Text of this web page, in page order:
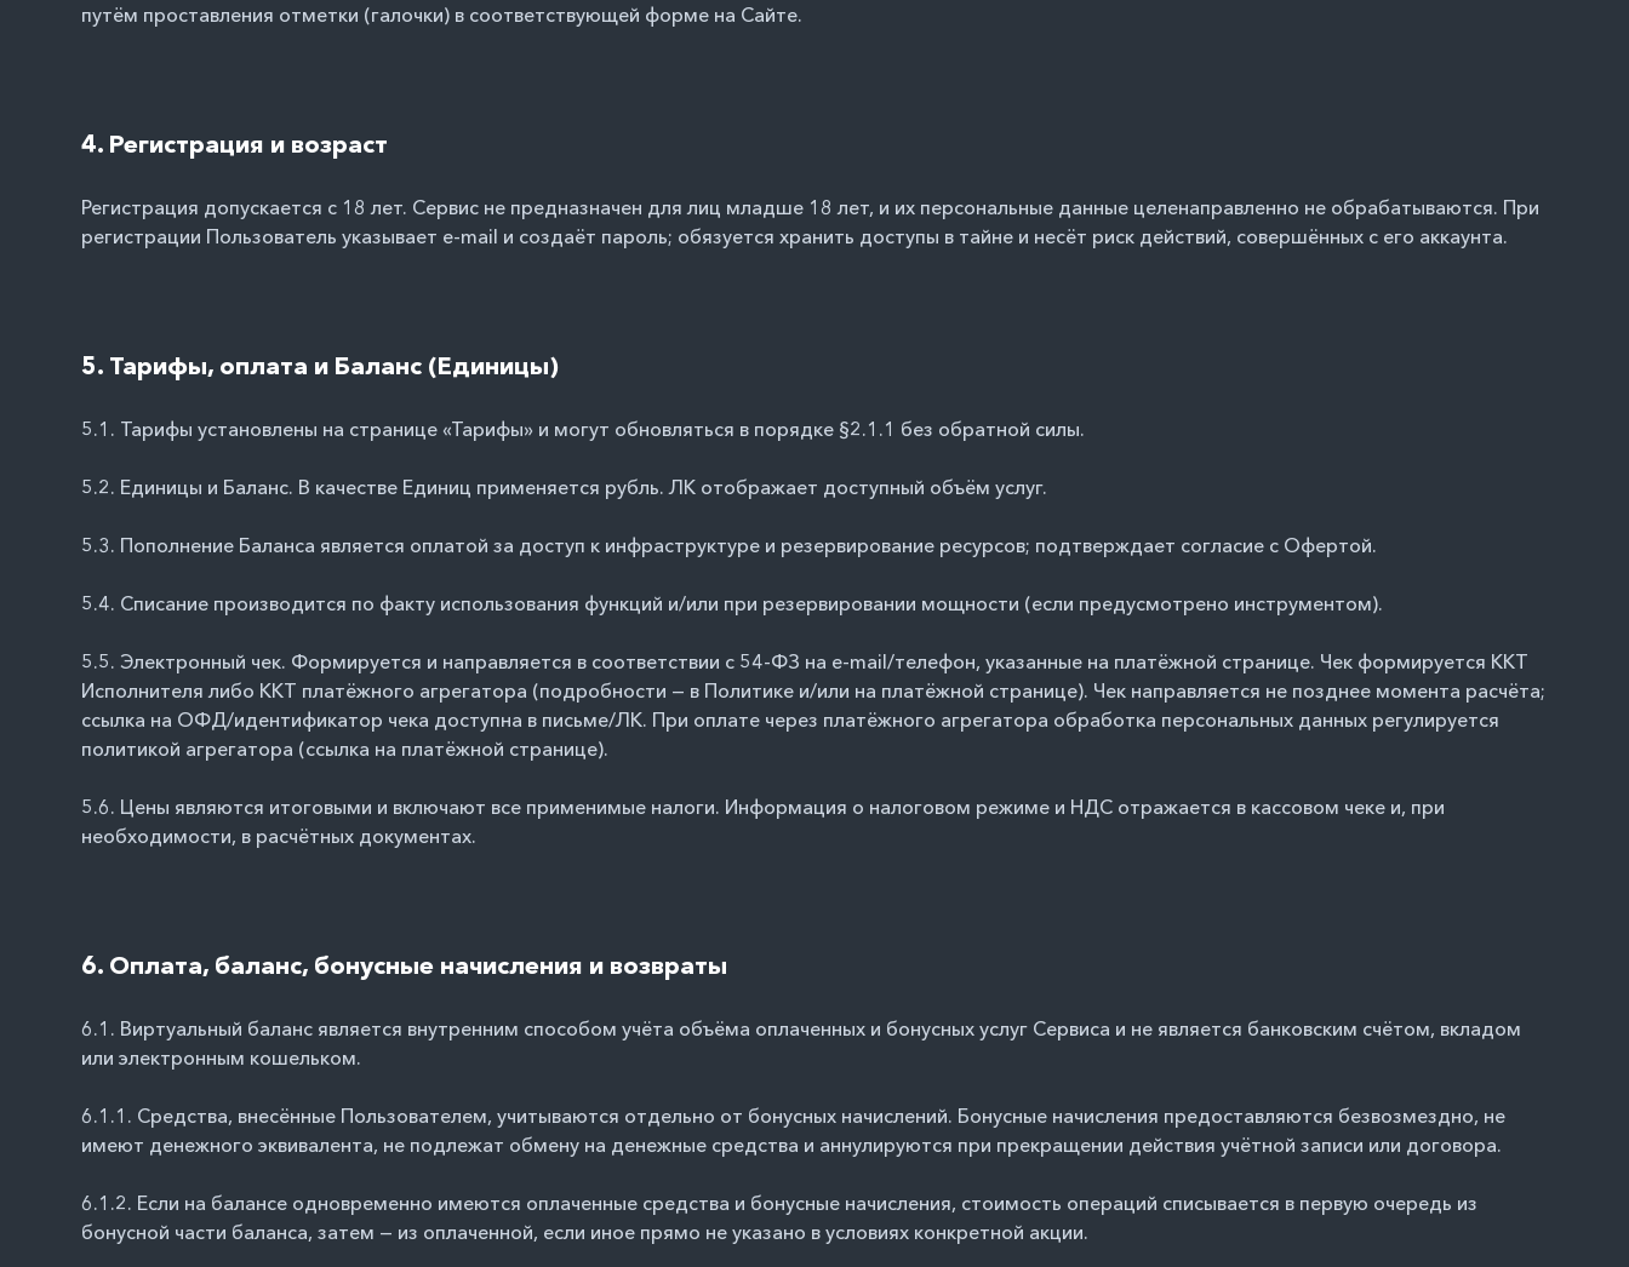
путём проставления отметки (галочки) в соответствующей форме на Сайте.
4. Регистрация и возраст
Регистрация допускается с 18 лет. Сервис не предназначен для лиц младше 18 лет, и их персональные данные целенаправленно не обрабатываются. При
регистрации Пользователь указывает e-mail и создаёт пароль; обязуется хранить доступы в тайне и несёт риск действий, совершённых с его аккаунта.
5. Тарифы, оплата и Баланс (Единицы)
5.1. Тарифы установлены на странице «Тарифы» и могут обновляться в порядке §2.1.1 без обратной силы.
5.2. Единицы и Баланс. В качестве Единиц применяется рубль. ЛК отображает доступный объём услуг.
5.3. Пополнение Баланса является оплатой за доступ к инфраструктуре и резервирование ресурсов; подтверждает согласие с Офертой.
5.4. Списание производится по факту использования функций и/или при резервировании мощности (если предусмотрено инструментом).
5.5. Электронный чек. Формируется и направляется в соответствии с 54-ФЗ на e-mail/телефон, указанные на платёжной странице. Чек формируется ККТ
Исполнителя либо ККТ платёжного агрегатора (подробности — в Политике и/или на платёжной странице). Чек направляется не позднее момента расчёта;
ссылка на ОФД/идентификатор чека доступна в письме/ЛК. При оплате через платёжного агрегатора обработка персональных данных регулируется
политикой агрегатора (ссылка на платёжной странице).
5.6. Цены являются итоговыми и включают все применимые налоги. Информация о налоговом режиме и НДС отражается в кассовом чеке и, при
необходимости, в расчётных документах.
6. Оплата, баланс, бонусные начисления и возвраты
6.1. Виртуальный баланс является внутренним способом учёта объёма оплаченных и бонусных услуг Сервиса и не является банковским счётом, вкладом
или электронным кошельком.
6.1.1. Средства, внесённые Пользователем, учитываются отдельно от бонусных начислений. Бонусные начисления предоставляются безвозмездно, не
имеют денежного эквивалента, не подлежат обмену на денежные средства и аннулируются при прекращении действия учётной записи или договора.
6.1.2. Если на балансе одновременно имеются оплаченные средства и бонусные начисления, стоимость операций списывается в первую очередь из
бонусной части баланса, затем — из оплаченной, если иное прямо не указано в условиях конкретной акции.